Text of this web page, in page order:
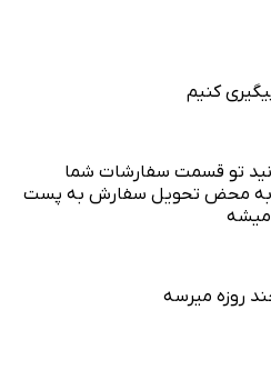
قسمت سفارشات شما
تحویل سفارش به پست
میرسه